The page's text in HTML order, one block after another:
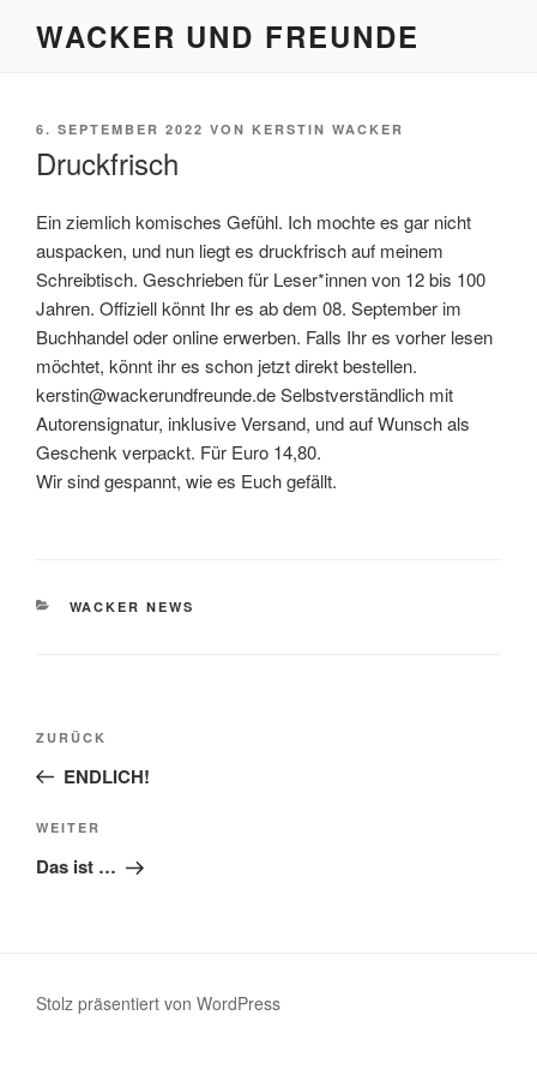
InhaltWACKER UND FREUNDE
VERÖFFENTLICHT
6. SEPTEMBER 2022 VON KERSTIN WACKER
Druckfrisch
Ein ziemlich komisches Gefühl. Ich mochte es gar nicht
auspacken, und nun liegt es druckfrisch auf meinem
Schreibtisch. Geschrieben für Leser*innen von 12 bis 100
Jahren. Offiziell könnt Ihr es ab dem 08. September im
Buchhandel oder online erwerben. Falls Ihr es vorher lesen
möchtet, könnt ihr es schon jetzt direkt bestellen.
kerstin@wackerundfreunde.de Selbstverständlich mit
Autorensignatur, inklusive Versand, und auf Wunsch als
Geschenk verpackt. Für Euro 14,80.
Wir sind gespannt, wie es Euch gefällt.
KATEGORIEN
WACKER NEWS
Beitragsnavigation
Vorheriger
Beitrag
ZURÜCK
ENDLICH!
Nächster
Beitrag
WEITER
Das ist …
Stolz präsentiert von WordPress